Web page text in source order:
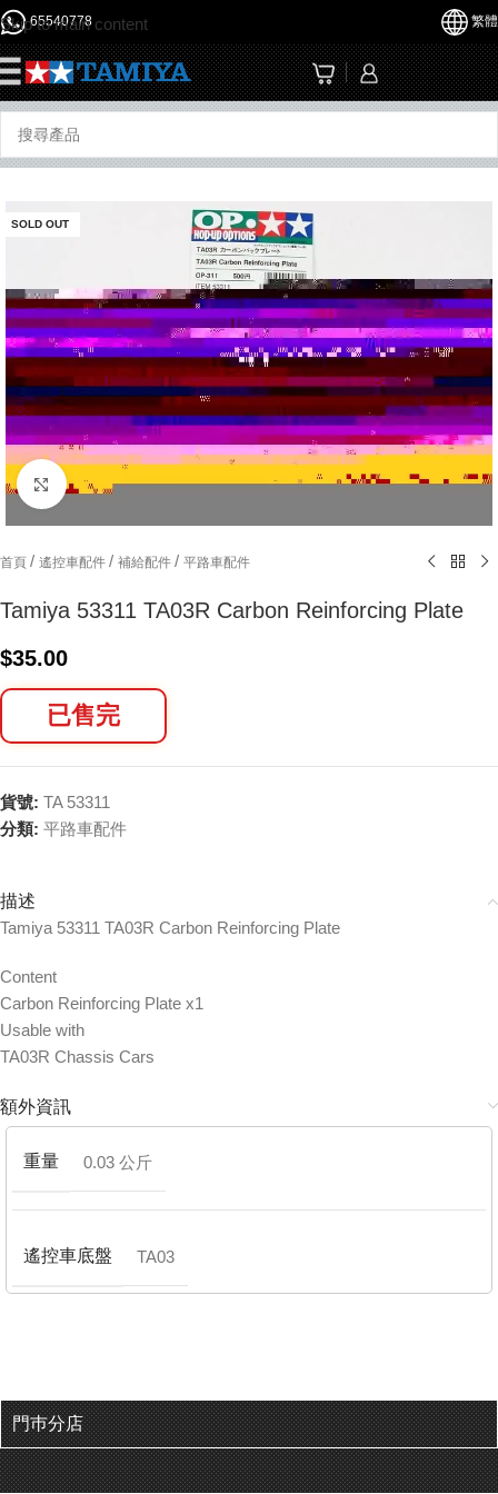
Skip to main content
65540778 繁體
SOLD OUT
Click to enlarge
首頁 / 遙控車配件 / 補給配件 / 平路車配件
Tamiya 53311 TA03R Carbon Reinforcing Plate
$35.00
已售完
貨號: TA 53311
分類: 平路車配件
描述
Tamiya 53311 TA03R Carbon Reinforcing Plate
Content
Carbon Reinforcing Plate x1
Usable with
TA03R Chassis Cars
額外資訊
重量 0.03 公斤
遙控車底盤 TA03
門巿分店